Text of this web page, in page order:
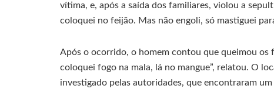
vítima, e, após a saída dos familiares, violou a
coloquei no feijão. Mas não engoli, só mastiguei
Após o ocorrido, o homem contou que queimou os
coloquei fogo na mala, lá no mangue”, relatou. O
investigado pelas autoridades, que encontraram